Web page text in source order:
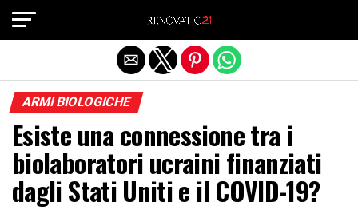
ARMI BIOLOGICHE
Esiste una connessione tra i
biolaboratori ucraini finanziati
dagli Stati Uniti e il COVID-19?
Exit mobile version